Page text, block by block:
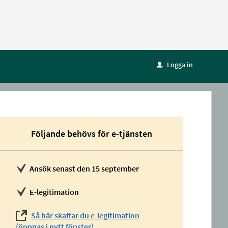
u Logga in
Följande behövs för e-tjänsten
Ansök senast den 15 september
E-legitimation
Så här skaffar du e-legitimation